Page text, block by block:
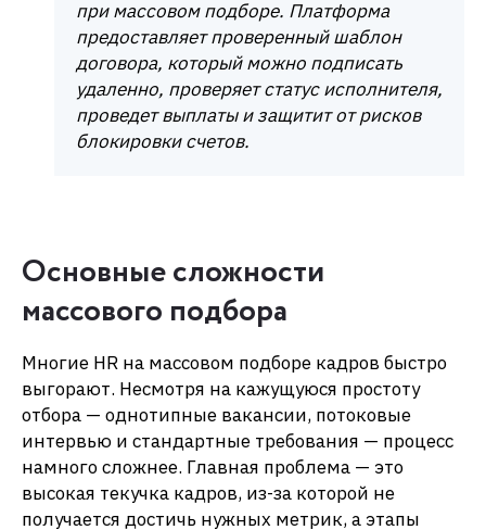
при массовом подборе. Платформа
предоставляет проверенный шаблон
договора, который можно подписать
удаленно, проверяет статус исполнителя,
проведет выплаты и защитит от рисков
блокировки счетов.
Основные сложности
массового подбора
Многие HR на массовом подборе кадров быстро
выгорают. Несмотря на кажущуюся простоту
отбора — однотипные вакансии, потоковые
интервью и стандартные требования — процесс
намного сложнее. Главная проблема — это
высокая текучка кадров, из-за которой не
получается достичь нужных метрик, а этапы